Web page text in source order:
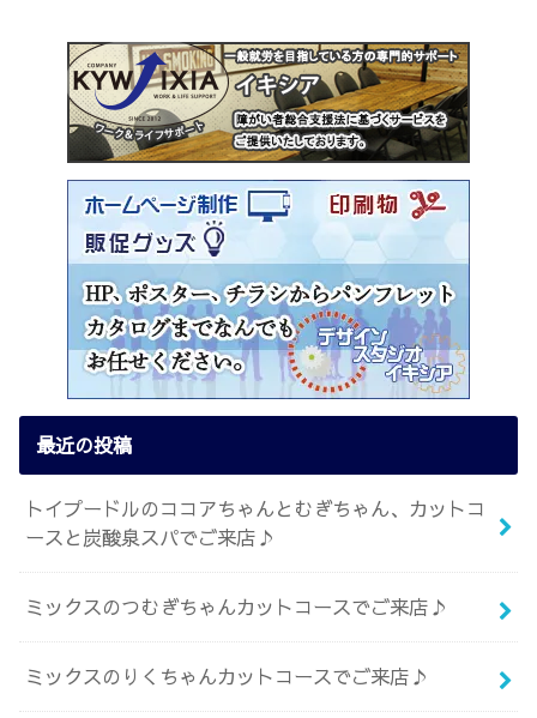
最近の投稿
トイプードルのココアちゃんとむぎちゃん、カットコ
ースと炭酸泉スパでご来店♪
ミックスのつむぎちゃんカットコースでご来店♪
ミックスのりくちゃんカットコースでご来店♪